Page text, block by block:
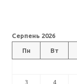
Серпень 2026
Пн Вт
3 4